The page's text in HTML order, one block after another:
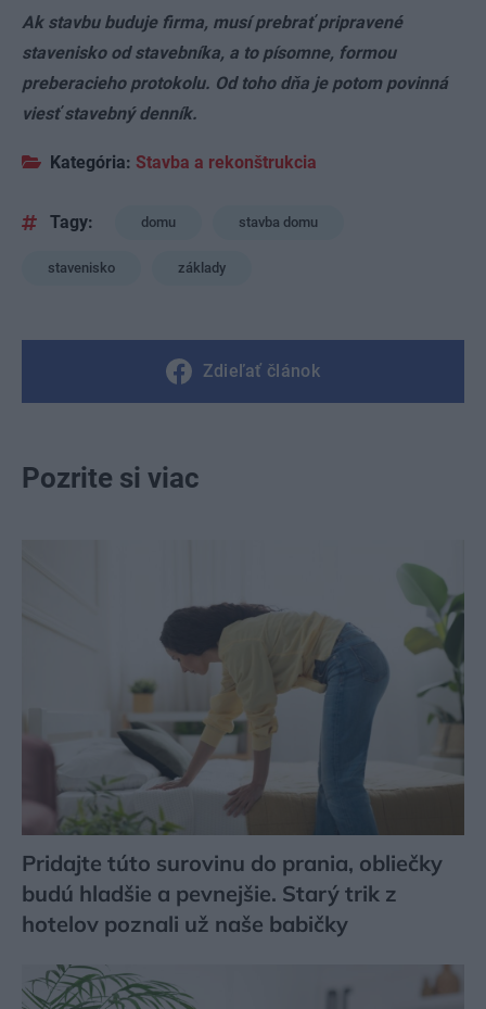
Ak stavbu buduje firma, musí prebrať pripravené
stavenisko od stavebníka, a to písomne, formou
preberacieho protokolu. Od toho dňa je potom povinná
viesť stavebný denník.
Kategória: Stavba a rekonštrukcia
Tagy: domu stavba domu
stavenisko základy
Zdieľať článok
Pozrite si viac
Pridajte túto surovinu do prania, obliečky
budú hladšie a pevnejšie. Starý trik z
hotelov poznali už naše babičky